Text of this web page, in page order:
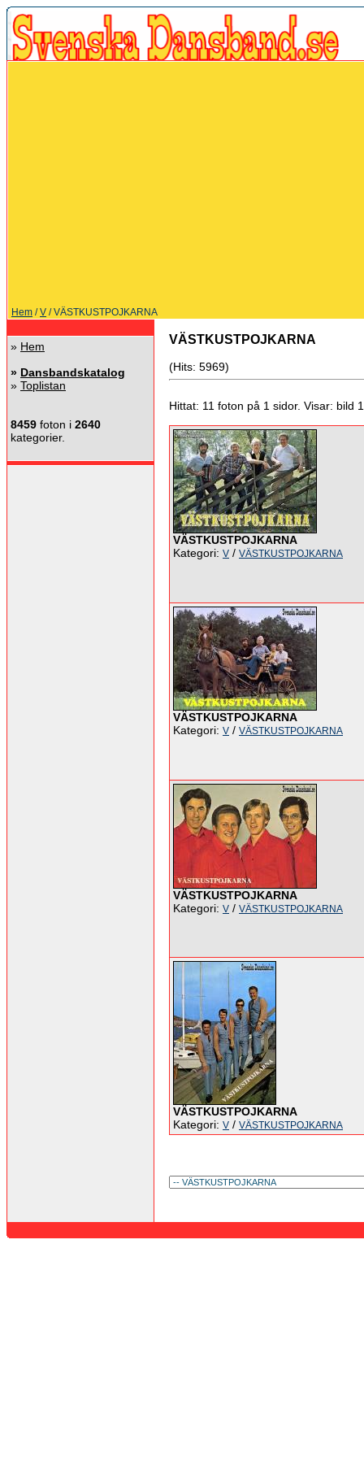
Hem /V / VÄSTKUSTPOJKARNA
» Hem
» Dansbandskatalog
» Toplistan
8459 foton i 2640
kategorier.
VÄSTKUSTPOJKARNA
(Hits: 5969)
Hittat: 11 foton på 1 sidor. Visar: bild
VÄSTKUSTPOJKARNA
Kategori: V / VÄSTKUSTPOJKARNA
VÄSTKUSTPOJKARNA
Kategori: V / VÄSTKUSTPOJKARNA
VÄSTKUSTPOJKARNA
Kategori: V / VÄSTKUSTPOJKARNA
VÄSTKUSTPOJKARNA
Kategori: V / VÄSTKUSTPOJKARNA